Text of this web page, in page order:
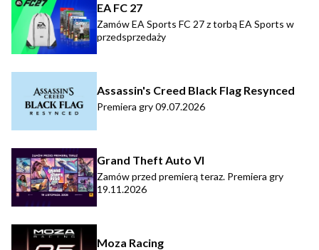
EA FC 27
Zamów EA Sports FC 27 z torbą EA Sports w
przedsprzedaży
Assassin's Creed Black Flag Resynced
Premiera gry 09.07.2026
Grand Theft Auto VI
Zamów przed premierą teraz. Premiera gry
19.11.2026
Moza Racing